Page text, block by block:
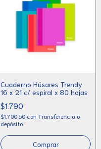
Cuaderno Húsares Trendy
16 x 21 c/ espiral x 80 hojas
$1.790
$1.700,50 con Transferencia o
depósito
Comprar